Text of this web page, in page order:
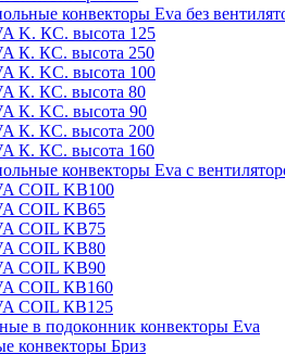
конвекторы Eva без
K. КС. высота 125
К. КС. высота 250
К. KС. высота 100
К. КС. высота 80
К. KC. высота 90
К. КС. высота 200
К. КС. высота 160
конвекторы Eva с
COIL KB100
COIL KB65
COIL KB75
COIL KB80
COIL KB90
COIL КВ160
COIL КВ125
в подоконник конвекторы Eva
конвекторы Бриз